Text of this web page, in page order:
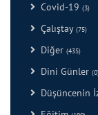
Covid-19 (3)
Çalıştay (75)
Diğer (435)
Dini Günler
Düşüncenin